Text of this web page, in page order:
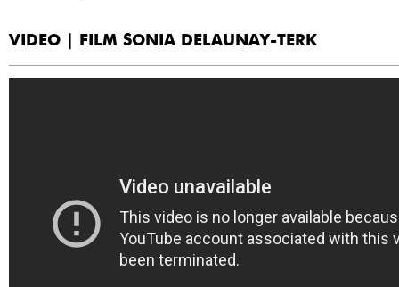
VIDEO | FILM SONIA DELAUNAY-TERK